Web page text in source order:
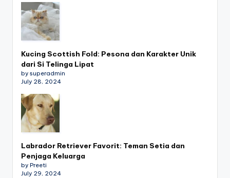
Kucing Scottish Fold: Pesona dan Karakter Unik
dari Si Telinga Lipat
by superadmin
July 28, 2024
Labrador Retriever Favorit: Teman Setia dan
Penjaga Keluarga
by Preeti
July 29, 2024